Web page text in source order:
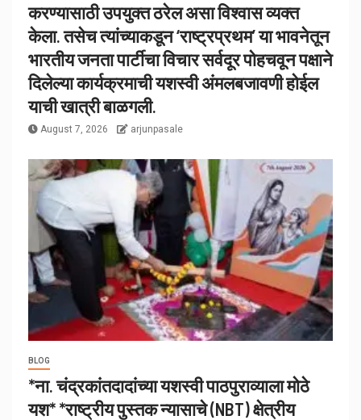
करण्यासाठी उपयुक्त ठरेल असा विश्वास व्यक्त
केला. तसेच त्यांच्याकडून ‘राष्ट्रप्रथम’ या भावनेतून
भारतीय जनता पार्टीचा विचार सर्वदूर पोहचवून पक्षाने
दिलेल्या कार्यक्रमाची यशस्वी अंमलबजावणी होईल
याची खात्री बाळगली.
August 7, 2026 arjunpasale
BLOG
*ना. चंद्रकांतदादांच्या यशस्वी पाठपुराव्याला मोठे
यश* *राष्ट्रीय पुस्तक न्यासाचे (NBT) क्षेत्रीय